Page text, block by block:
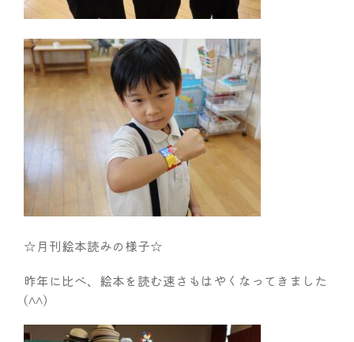
☆月刊絵本読みの様子☆
昨年に比べ、絵本を読む速さもはやくなってきました
(^^)